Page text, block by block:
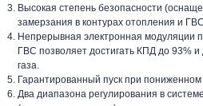
Высокая степень безопасности
замерзания в контурах отопления и
Непрерывная электронная модуляции
ГВС позволяет достигать КПД до 93%
газа.
Гарантированный пуск при пониженном
Два диапазона регулирования в